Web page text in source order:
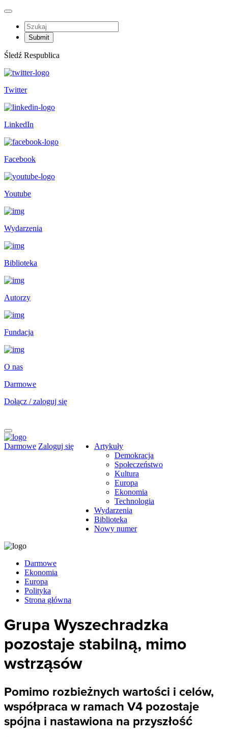
Śledź Respublica
Twitter
LinkedIn
Facebook
Youtube
Wydarzenia
Biblioteka
Autorzy
Fundacja
O nas
Darmowe
Dołącz / zaloguj się
Darmowe Zaloguj się
Artykuły
Demokracja
Społeczeństwo
Kultura
Europa
Ekonomia
Technologia
Wydarzenia
Biblioteka
Nowy numer
Darmowe
Ekonomia
Europa
Polityka
Strona główna
Grupa Wyszechradzka
pozostaje stabilną, mimo
wstrząsów
Pomimo rozbieżnych wartości i celów,
współpraca w ramach V4 pozostaje
spójna i nastawiona na przyszłość